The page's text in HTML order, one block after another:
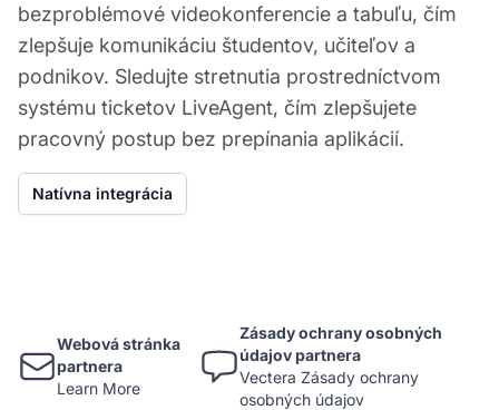
bezproblémové videokonferencie a tabuľu, čím
zlepšuje komunikáciu študentov, učiteľov a
podnikov. Sledujte stretnutia prostredníctvom
systému ticketov LiveAgent, čím zlepšujete
pracovný postup bez prepínania aplikácií.
Natívna integrácia
Webová stránka
partnera
Learn More
Zásady ochrany osobných
údajov partnera
Vectera Zásady ochrany
osobných údajov